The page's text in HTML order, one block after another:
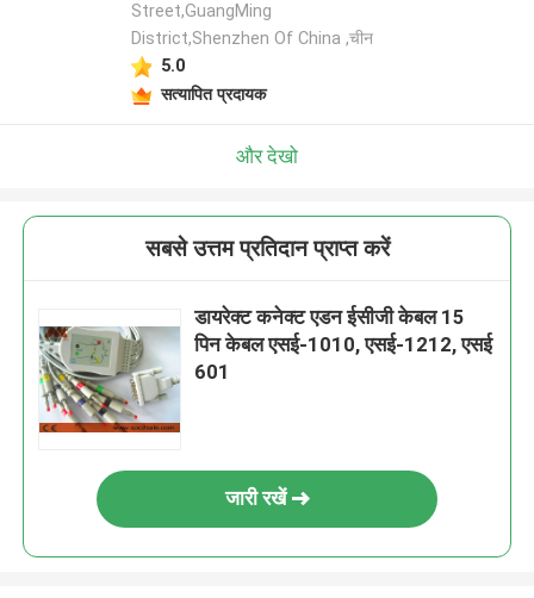
Street,GuangMing
District,Shenzhen Of China ,चीन
5.0
सत्यापित प्रदायक
और देखो
सबसे उत्तम प्रतिदान प्राप्त करें
डायरेक्ट कनेक्ट एडन ईसीजी केबल 15
पिन केबल एसई-1010, एसई-1212, एसई
601
जारी रखें